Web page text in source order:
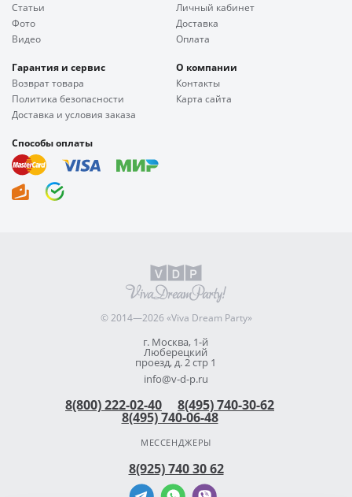
Статьи
Фото
Видео
Личный кабинет
Доставка
Оплата
Гарантия и сервис
Возврат товара
Политика безопасности
Доставка и условия заказа
О компании
Контакты
Карта сайта
Способы оплаты
© 2014—2026 «Viva Dream Party»
г. Москва, 1-й
Люберецкий
проезд, д. 2 стр 1
info@v-d-p.ru
8(800) 222-02-40 8(495) 740-30-62
8(495) 740-06-48
МЕССЕНДЖЕРЫ
8(925) 740 30 62